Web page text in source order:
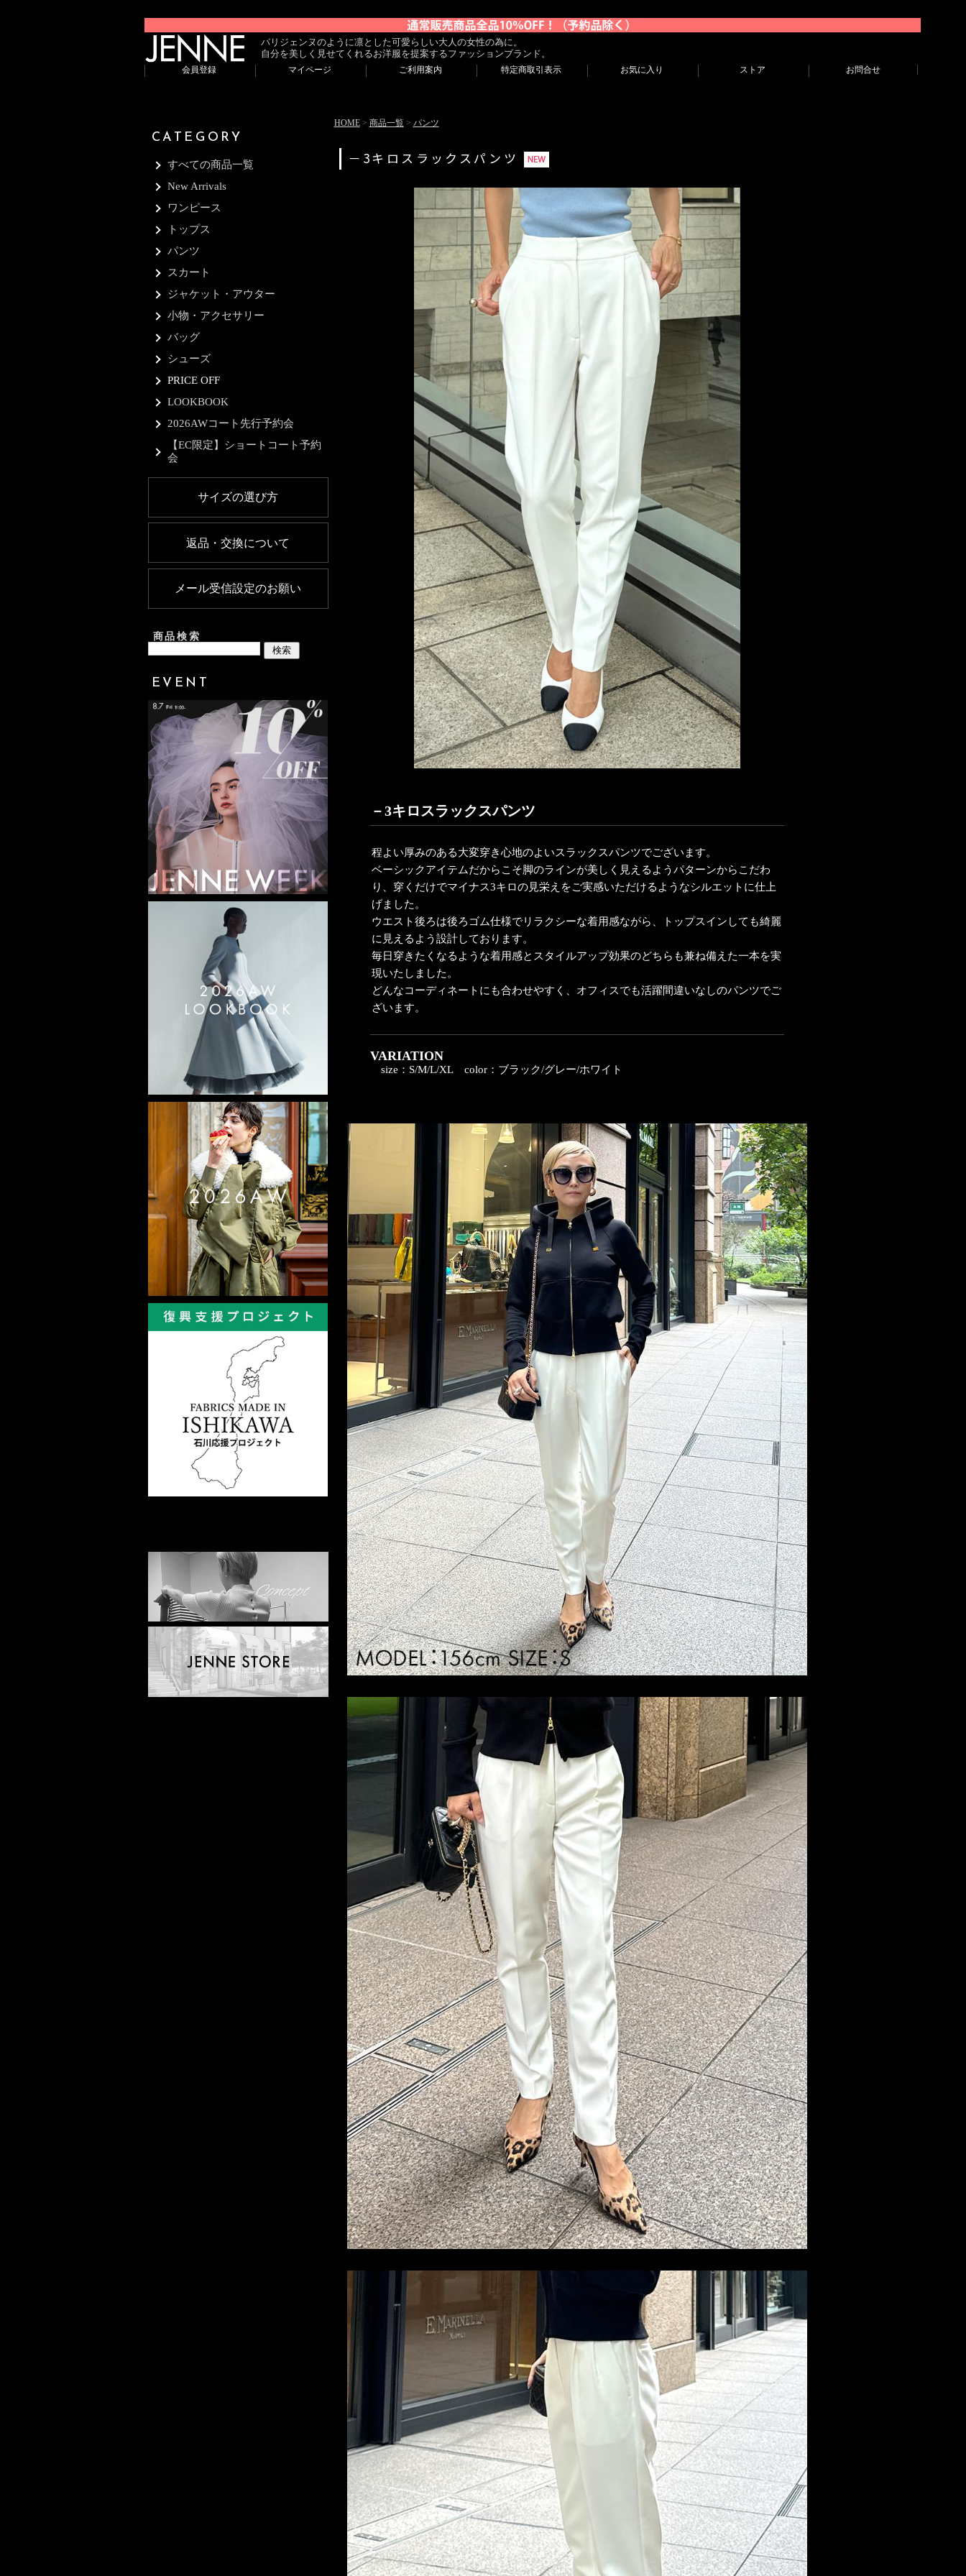
パリジェンヌのように凛とした可愛らしい大人の女性の為に。
自分を美しく見せてくれるお洋服を提案するファッションブランド。
会員登録 マイページ ご利用案内 特定商取引表示 お気に入り ストア お問合せ
CATEGORY
すべての商品一覧
New Arrivals
ワンピース
トップス
パンツ
スカート
ジャケット・アウター
小物・アクセサリー
バッグ
シューズ
PRICE OFF
LOOKBOOK
2026AWコート先行予約会
【EC限定】ショートコート予約
会
サイズの選び方
返品・交換について
メール受信設定のお願い
商品検索
EVENT
HOME> 商品一覧> パンツ
－3キロスラックスパンツ
－3キロスラックスパンツ
程よい厚みのある大変穿き心地のよいスラックスパンツでございます。
ベーシックアイテムだからこそ脚のラインが美しく見えるようパターンからこだわ
り、穿くだけでマイナス3キロの見栄えをご実感いただけるようなシルエットに仕上
げました。
ウエスト後ろは後ろゴム仕様でリラクシーな着用感ながら、トップスインしても綺麗
に見えるよう設計しております。
毎日穿きたくなるような着用感とスタイルアップ効果のどちらも兼ね備えた一本を実
現いたしました。
どんなコーディネートにも合わせやすく、オフィスでも活躍間違いなしのパンツでご
ざいます。
VARIATION
size：S/M/L/XL color：ブラック/グレー/ホワイト